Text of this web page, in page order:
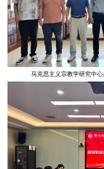
马克思主义宗教学研究中